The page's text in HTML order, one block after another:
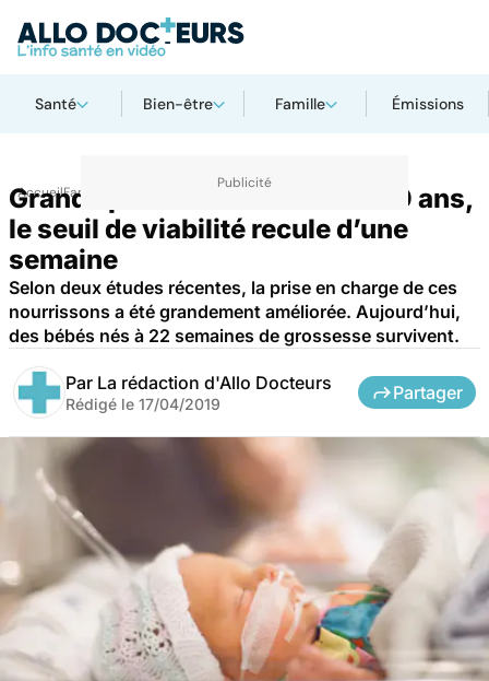
Santé Bien-être Famille Émissions
AccueilFamille
Grands prématurés : tous les 10 ans,
le seuil de viabilité recule d’une
semaine
Selon deux études récentes, la prise en charge de ces
nourrissons a été grandement améliorée. Aujourd’hui,
des bébés nés à 22 semaines de grossesse survivent.
Par La rédaction d'Allo Docteurs
Rédigé le 17/04/2019
Partager